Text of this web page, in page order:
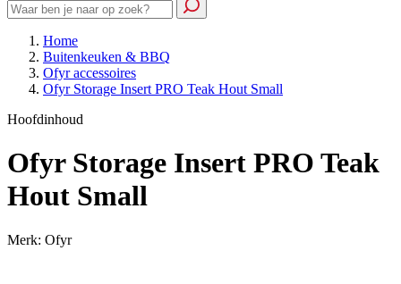
Home
Buitenkeuken & BBQ
Ofyr accessoires
Ofyr Storage Insert PRO Teak Hout Small
Hoofdinhoud
Ofyr Storage Insert PRO Teak
Hout Small
Merk: Ofyr